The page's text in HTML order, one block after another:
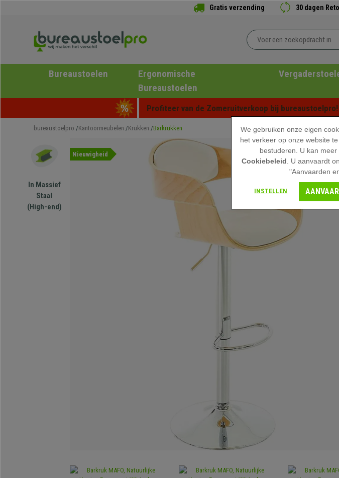
Gratis verzending 30 dagen
Bureaustoelen
Ergonomische
Bureaustoelen
Profiteer van de Zomeruitverkoop bij
bureaustoelpro Kantoormeubelen Krukken Barkrukken
In Massief
Staal
(High-end)
Nieuwigheid
We gebruiken onze eigen
het verkeer op onze website
bestuderen. U kan
Cookiebeleid . U aanvaardt
"Aanvaarden
INSTELLEN